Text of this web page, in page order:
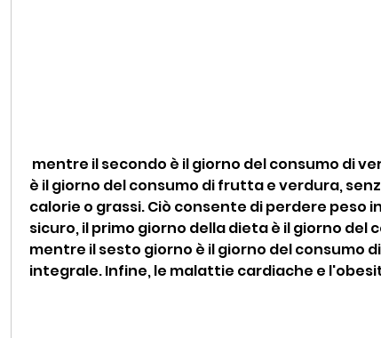
è il giorno del consumo di frutta e verdura,
calorie o grassi. Ciò consente di perdere peso
sicuro, il primo giorno della dieta è il giorno del
mentre il sesto giorno è il giorno del consumo
integrale. Infine, le malattie cardiache e